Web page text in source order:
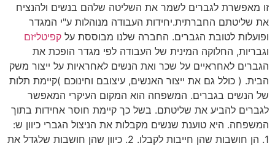
זו מאפשרת לגברים לשמר את השליטה שלהם בנשים ולהנציח
את שליטתם החברתית.יחידות העבודה מנוהלות ע"י המגדר
ופועלות לטובת הגברים. החברה שלנו מבוססת על קפיטליזם
וגבריות, החלוקה המינית של העבודה לפי מגדר הופכת את
הגברים לאחראיים על שכר ואת הנשים לאחראיות על ייצור משק
הבית. ( כולל גם את ייצור האנשים, עיצובם וחינוכם )קיימת תלות
של הנשים בגברים. המשפחה הוא המקום העיקרי המאפשר
לגברים להביע את שליטתם. בשל כך קיימת חוסר אחידות בתוך
המשפחה. היא טוענת שנשים מקבלות את הניצול הגברי כיוון ש:
1. הן חושבות שהן חייבות לקבלו. 2. כיוון שהן חושבות שלגדל את